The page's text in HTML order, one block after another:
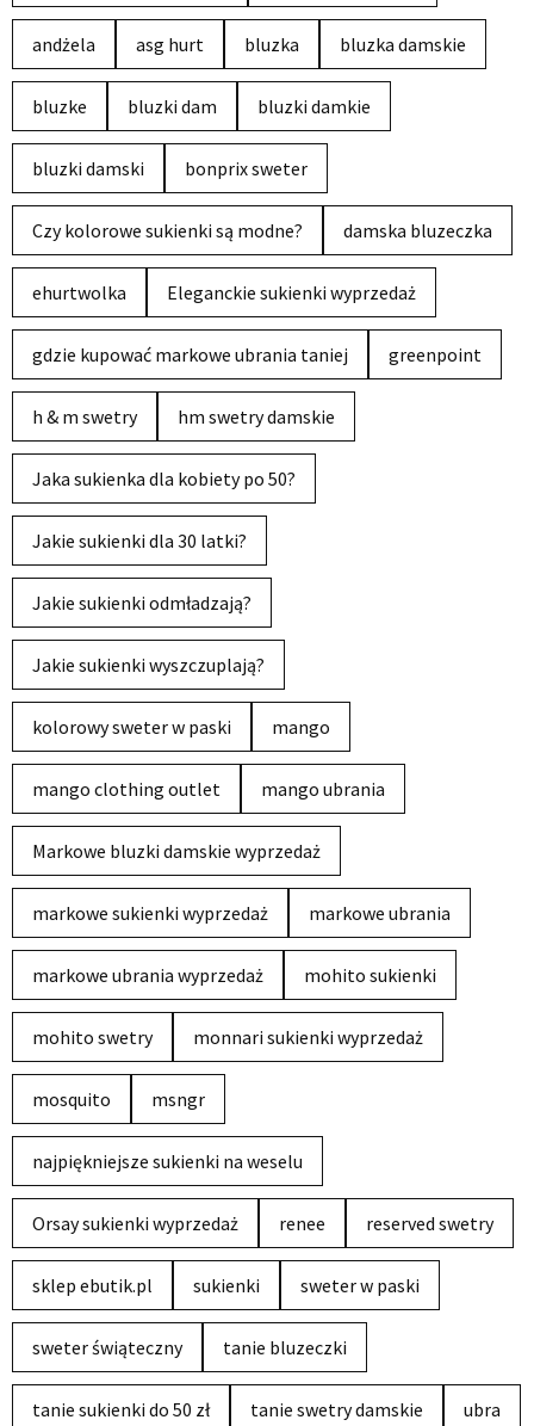
andżela asg hurt bluzka bluzka damskie
bluzke bluzki dam bluzki damkie
bluzki damski bonprix sweter
Czy kolorowe sukienki są modne? damska bluzeczka
ehurtwolka Eleganckie sukienki wyprzedaż
gdzie kupować markowe ubrania taniej greenpoint
h & m swetry hm swetry damskie
Jaka sukienka dla kobiety po 50?
Jakie sukienki dla 30 latki?
Jakie sukienki odmładzają?
Jakie sukienki wyszczuplają?
kolorowy sweter w paski mango
mango clothing outlet mango ubrania
Markowe bluzki damskie wyprzedaż
markowe sukienki wyprzedaż markowe ubrania
markowe ubrania wyprzedaż mohito sukienki
mohito swetry monnari sukienki wyprzedaż
mosquito msngr
najpiękniejsze sukienki na weselu
Orsay sukienki wyprzedaż renee reserved swetry
sklep ebutik.pl sukienki sweter w paski
sweter świąteczny tanie bluzeczki
tanie sukienki do 50 zł tanie swetry damskie ubra